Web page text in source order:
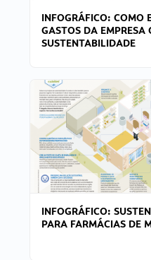
INFOGRÁFICO: COMO
GASTOS DA EMPRESA
SUSTENTABILIDADE
INFOGRÁFICO:
PARA FARMÁCIAS DE